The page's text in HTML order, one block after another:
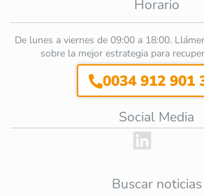
Horario
De lunes a viernes de 09:00 a 18:00.
sobre la mejor estrategia para
0034 912 901
Social Media
Buscar noticias